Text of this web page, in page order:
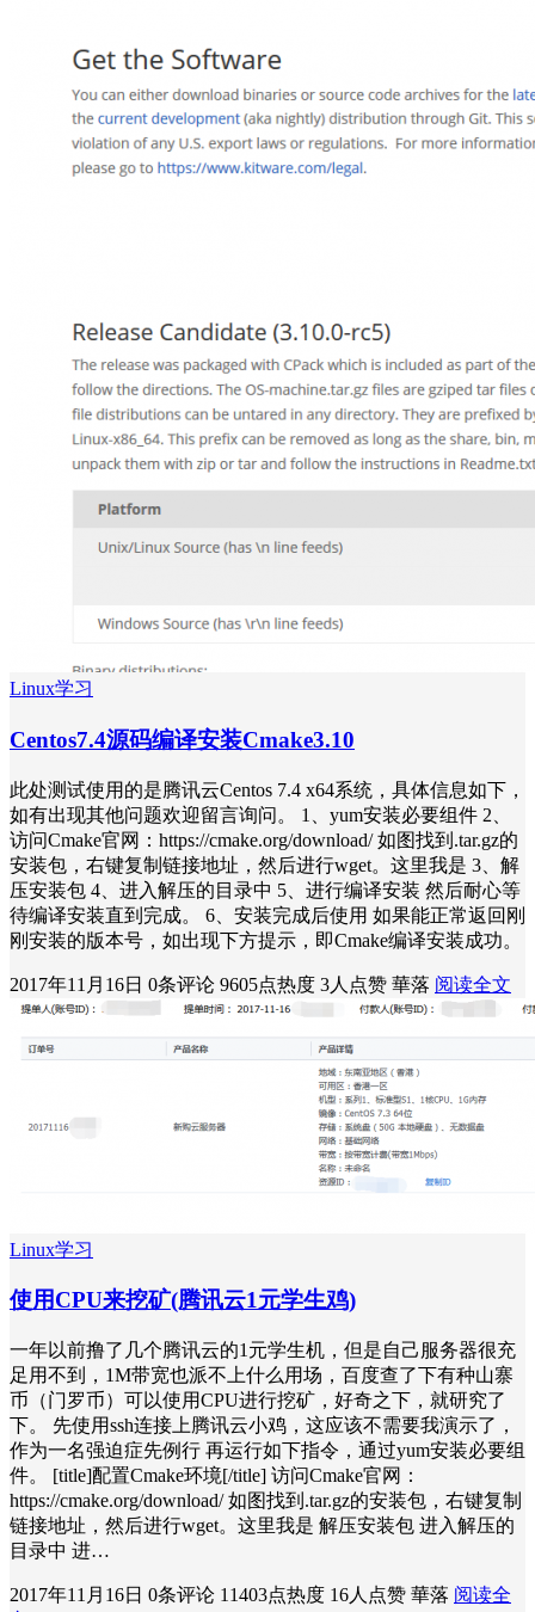
Linux学习
Centos7.4源码编译安装Cmake3.10
此处测试使用的是腾讯云Centos 7.4 x64系统，具体信息如下，
如有出现其他问题欢迎留言询问。 1、yum安装必要组件 2、
访问Cmake官网：https://cmake.org/download/ 如图找到.tar.gz的
安装包，右键复制链接地址，然后进行wget。这里我是 3、解
压安装包 4、进入解压的目录中 5、进行编译安装 然后耐心等
待编译安装直到完成。 6、安装完成后使用 如果能正常返回刚
刚安装的版本号，如出现下方提示，即Cmake编译安装成功。
2017年11月16日 0条评论 9605点热度 3人点赞 華落 阅读全文
Linux学习
使用CPU来挖矿(腾讯云1元学生鸡)
一年以前撸了几个腾讯云的1元学生机，但是自己服务器很充
足用不到，1M带宽也派不上什么用场，百度查了下有种山寨
币（门罗币）可以使用CPU进行挖矿，好奇之下，就研究了
下。 先使用ssh连接上腾讯云小鸡，这应该不需要我演示了，
作为一名强迫症先例行 再运行如下指令，通过yum安装必要组
件。 [title]配置Cmake环境[/title] 访问Cmake官网：
https://cmake.org/download/ 如图找到.tar.gz的安装包，右键复制
链接地址，然后进行wget。这里我是 解压安装包 进入解压的
目录中 进…
2017年11月16日 0条评论 11403点热度 16人点赞 華落 阅读全